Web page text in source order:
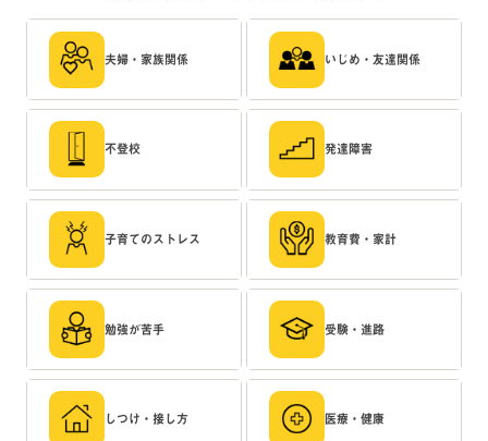
夫婦・家族関係 いじめ・友達関係
不登校 発達障害
子育てのストレス 教育費・家計
勉強が苦手 受験・進路
しつけ・接し方 医療・健康